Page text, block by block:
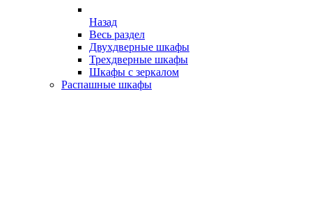
Назад
Весь раздел
Двухдверные шкафы
Трехдверные шкафы
Шкафы с зеркалом
Распашные шкафы